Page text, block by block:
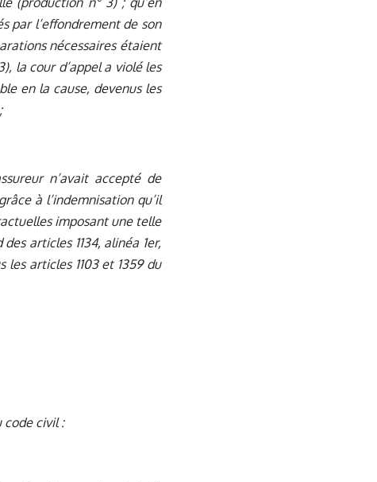
par l’effondrement de son
nécessaires étaient
la cour d’appel a violé les
en la cause, devenus les
n’avait accepté de
à l’indemnisation qu’il
imposant une telle
articles 1134, alinéa 1er,
les articles 1103 et 1359 du
code civil :